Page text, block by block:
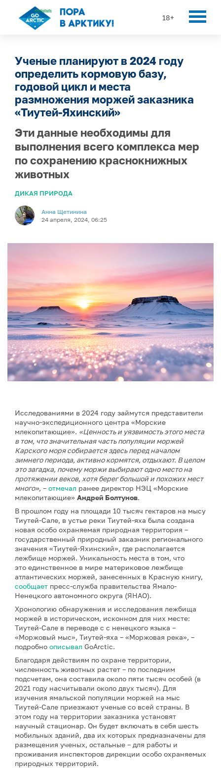
18+
Ученые планируют в 2024 году
определить кормовую базу,
годовой цикл и места
размножения моржей заказника
«Тиутей-Яхинский»
Эти данные необходимы для
выполнения всего комплекса мер
по сохранению краснокнижных
животных
ДИКАЯ ПРИРОДА
Анна Щетинина
24 апреля, 2024, 06:25
Исследованиями в 2024 году займутся представители
научно-экспедиционного центра «Морские
млекопитающие». «Ценность и уязвимость этого места
в том, что значительная часть популяции моржей
Карского моря собирается здесь перед началом
зимнего периода, активно кормятся, отдыхают. В целом
это загадка, почему моржи выбирают одно место на
протяжении веков, хотя берег большой и похожих мест
много», – отмечал ранее директор НЭЦ «Морские
млекопитающие» Андрей Болтунов.
В прошлом году на площади 10 тысяч гектаров на мысу
Тиутей-Сале, в устье реки Тиутей-яха была создана
новая особо охраняемая природная территория –
государственный природный заказник регионального
значения «Тиутей-Яхинский», где располагается
лежбище моржей. Уникальность места в том, что
это единственное в мире материковое лежбище
атлантических моржей, занесенных в Красную книгу,
сообщает пресс-служба правительства Ямало-
Ненецкого автономного округа (ЯНАО).
Хронологию обнаружения и исследования лежбища
моржей в историческом, исконном для них месте:
Тиутей-Сале в переводе с с ненецкого языка –
«Моржовый мыс», Тиутей-яха – «Моржовая река», –
подробно описывал GoArctic.
Благодаря действиям по охране территории,
численность животных растет – по последним
подсчетам, она составила около пяти тысяч особей (в
2021 году насчитывали около двух тысяч). Для
изучения ямальской популяции моржей на мыс
Тиутей-Сале приезжают ученые со всей страны. В
этом году на территории заказника установят
научный стационар. Он будет включать в себя шесть
мобильных зданий, два их которых предназначены для
размещения ученых, остальные – для работы и
проживания инспекторов дирекции особо охраняемых
природных территорий.